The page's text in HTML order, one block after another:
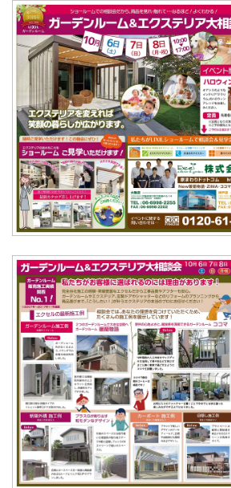
選ばれる理由
新着情報
施工事例
ショールーム案内